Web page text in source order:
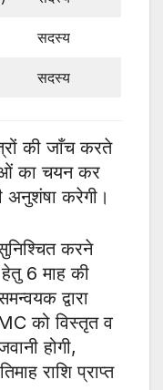
सदस्य
सदस्य
की जाँच करते
का चयन कर
अनुशंषा करेगी।
करने
6 माह की
द्वारा
को विस्तृत व
होगी,
राशि प्राप्त